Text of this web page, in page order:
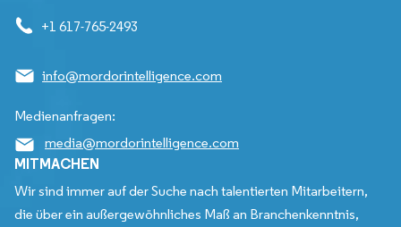
+1 617-765-2493
info@mordorintelligence.com
Medienanfragen:
media@mordorintelligence.com
MITMACHEN
Wir sind immer auf der Suche nach talentierten Mitarbeitern,
die über ein außergewöhnliches Maß an Branchenkenntnis,